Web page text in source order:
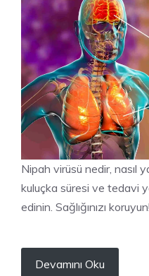
Nipah virüsü nedir, nasıl
kuluçka süresi ve tedavi
edinin. Sağlığınızı koruyun!
Devamını Oku